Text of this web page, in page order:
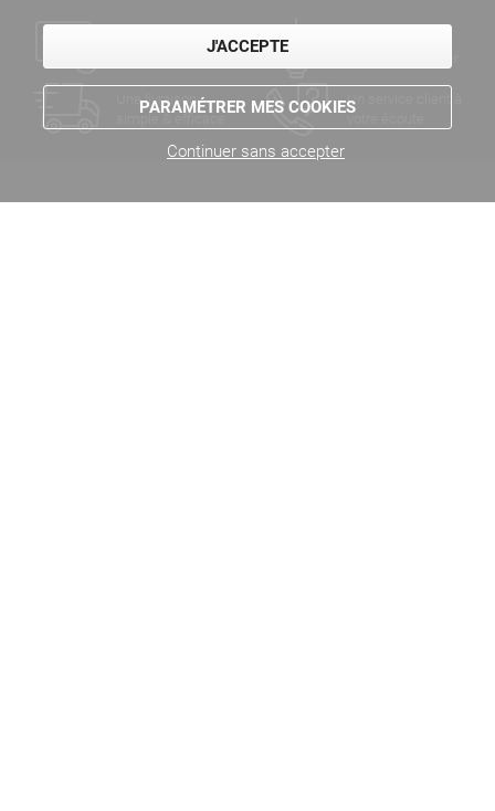
Une livraison
simple & efficace
Un service client à
votre écoute
J'ACCEPTE
PARAMÉTRER MES COOKIES
Continuer sans accepter